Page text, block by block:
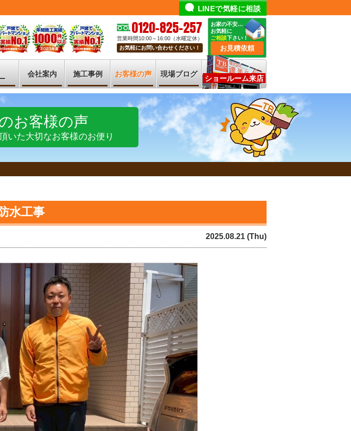
LINEで気軽に相談
0120-825-257
営業時間10:00～16:00（水曜定休）
お気軽にお問い合わせください！
お家の不安…
お気軽に
ご相談下さい！
お見積依頼
会社案内 施工事例 お客様の声 現場ブログ
ショールーム来店
お客様の声
いた大切なお客様のお便り
水工事
2025.08.21 (Thu)